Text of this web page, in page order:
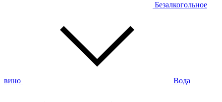
Безалкогольное
вино Вода